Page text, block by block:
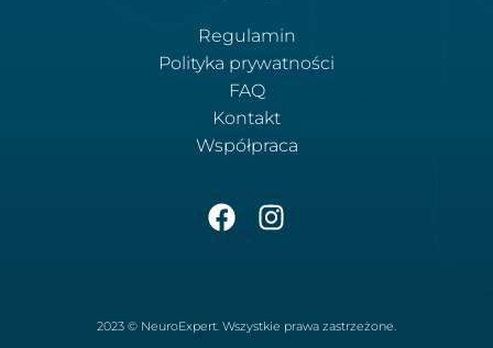
Regulamin
Polityka prywatności
FAQ
Kontakt
Współpraca
2023 © NeuroExpert. Wszystkie prawa zastrzeżone.